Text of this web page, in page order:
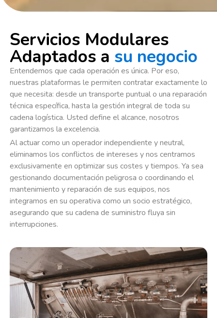
Servicios Modulares
Adaptados a su negocio
Entendemos que cada operación es única. Por eso,
nuestras plataformas le permiten contratar exactamente lo
que necesita: desde un transporte puntual o una reparación
técnica específica, hasta la gestión integral de toda su
cadena logística. Usted define el alcance, nosotros
garantizamos la excelencia.
Al actuar como un operador independiente y neutral,
eliminamos los conflictos de intereses y nos centramos
exclusivamente en optimizar sus costes y tiempos. Ya sea
gestionando documentación peligrosa o coordinando el
mantenimiento y reparación de sus equipos, nos
integramos en su operativa como un socio estratégico,
asegurando que su cadena de suministro fluya sin
interrupciones.